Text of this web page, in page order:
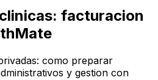
facturacion
como preparar
y gestion con